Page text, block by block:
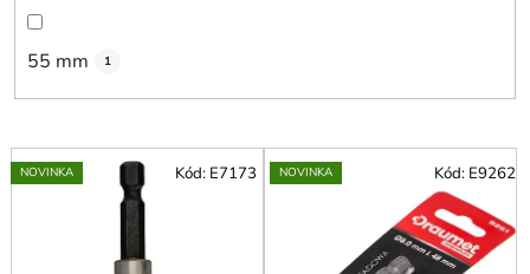
55 mm 1
V
ýNOVINKA Kód: E7173 NOVINKA Kód: E9262